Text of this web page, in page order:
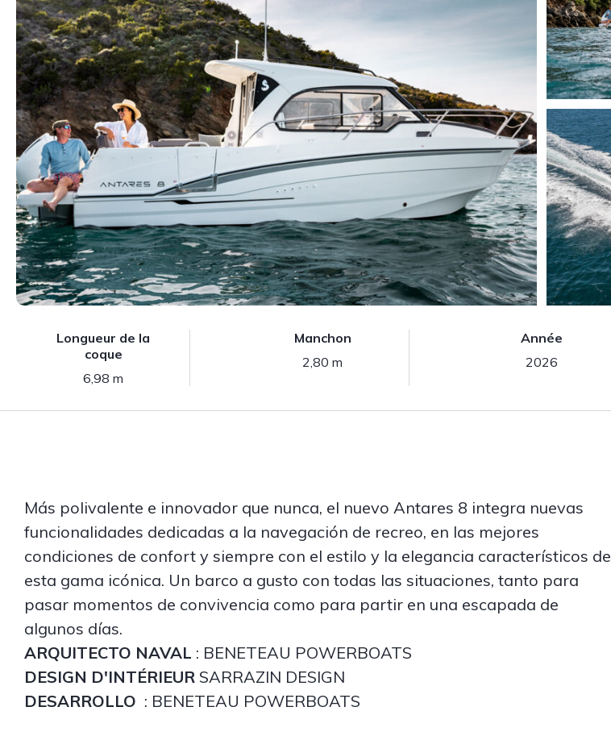
Longueur de la
coque
6,98 m
Manchon
2,80 m
Année
2026
Más polivalente e innovador que nunca, el nuevo Antares 8 integra nuevas
funcionalidades dedicadas a la navegación de recreo, en las mejores
condiciones de confort y siempre con el estilo y la elegancia característicos de
esta gama icónica. Un barco a gusto con todas las situaciones, tanto para
pasar momentos de convivencia como para partir en una escapada de
algunos días.
ARQUITECTO NAVAL : BENETEAU POWERBOATS
DESIGN D'INTÉRIEUR SARRAZIN DESIGN
DESARROLLO : BENETEAU POWERBOATS